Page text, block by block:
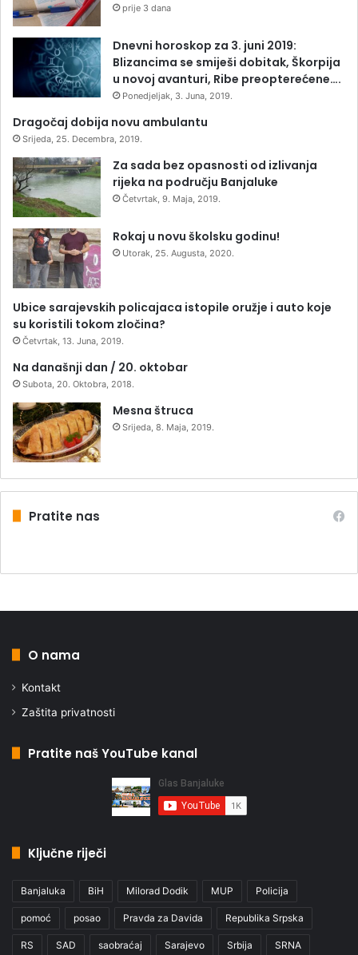
prije 3 dana
Dnevni horoskop za 3. juni 2019:
Blizancima se smiješi dobitak, Škorpija
u novoj avanturi, Ribe preopterećene….
Ponedjeljak, 3. Juna, 2019.
Dragočaj dobija novu ambulantu
Srijeda, 25. Decembra, 2019.
Za sada bez opasnosti od izlivanja
rijeka na području Banjaluke
Četvrtak, 9. Maja, 2019.
Rokaj u novu školsku godinu!
Utorak, 25. Augusta, 2020.
Ubice sarajevskih policajaca istopile oružje i auto koje
su koristili tokom zločina?
Četvrtak, 13. Juna, 2019.
Na današnji dan / 20. oktobar
Subota, 20. Oktobra, 2018.
Mesna štruca
Srijeda, 8. Maja, 2019.
Pratite nas
O nama
Kontakt
Zaštita privatnosti
Pratite naš YouTube kanal
Ključne riječi
Banjaluka BiH Milorad Dodik MUP Policija
pomoć posao Pravda za Davida Republika Srpska
RS SAD saobraćaj Sarajevo Srbija SRNA